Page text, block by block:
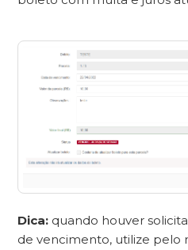
Dica: quando houver
de vencimento, utilize pelo